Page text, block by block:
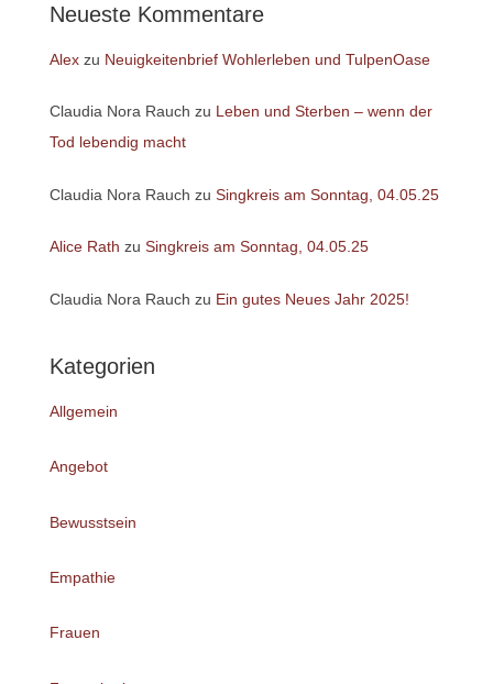
Neueste Kommentare
Alexzu Neuigkeitenbrief Wohlerleben und TulpenOase
Claudia Nora Rauch zu Leben und Sterben – wenn der
Tod lebendig macht
Claudia Nora Rauch zu Singkreis am Sonntag, 04.05.25
Alice Rath zu Singkreis am Sonntag, 04.05.25
Claudia Nora Rauch zu Ein gutes Neues Jahr 2025!
Kategorien
Allgemein
Angebot
Bewusstsein
Empathie
Frauen